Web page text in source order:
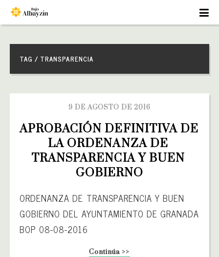
TAG / TRANSPARENCIA
9 DE AGOSTO DE 2016
APROBACIÓN DEFINITIVA DE
LA ORDENANZA DE
TRANSPARENCIA Y BUEN
GOBIERNO
ORDENANZA DE TRANSPARENCIA Y BUEN
GOBIERNO DEL AYUNTAMIENTO DE GRANADA
BOP 08-08-2016
Continúa >>